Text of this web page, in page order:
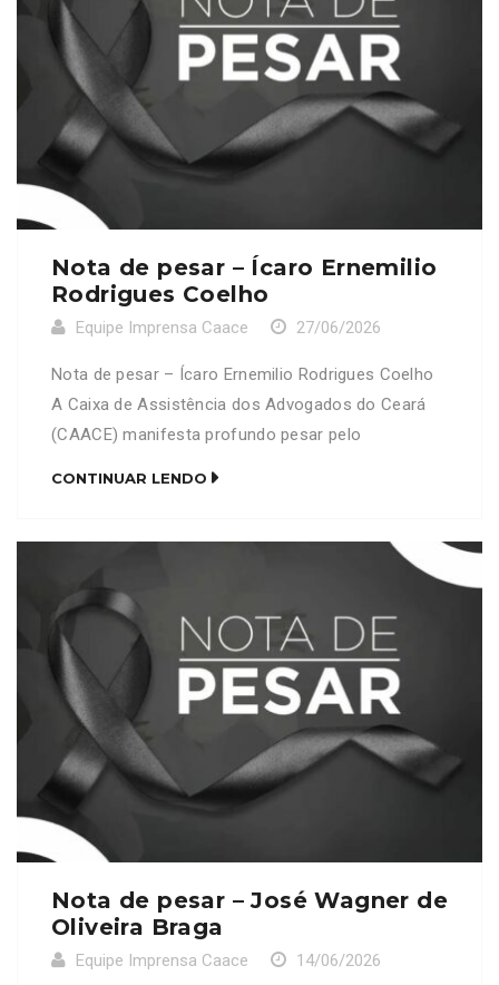
Nota de pesar – Ícaro Ernemilio
Rodrigues Coelho
Equipe Imprensa Caace 27/06/2026
Nota de pesar – Ícaro Ernemilio Rodrigues Coelho
A Caixa de Assistência dos Advogados do Ceará
(CAACE) manifesta profundo pesar pelo
amigos e colegas de profissão, expressando seus
mais sinceros sentimentos e desejando conforto e
serenidade […]
CONTINUAR LENDO
Nota de pesar – José Wagner de
Oliveira Braga
Equipe Imprensa Caace 14/06/2026